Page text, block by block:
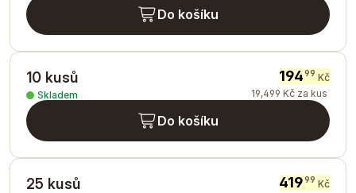
Do košíku
10 kusů
Skladem
19499 Kč
19,499 Kč za kus
Do košíku
25 kusů 41999 Kč